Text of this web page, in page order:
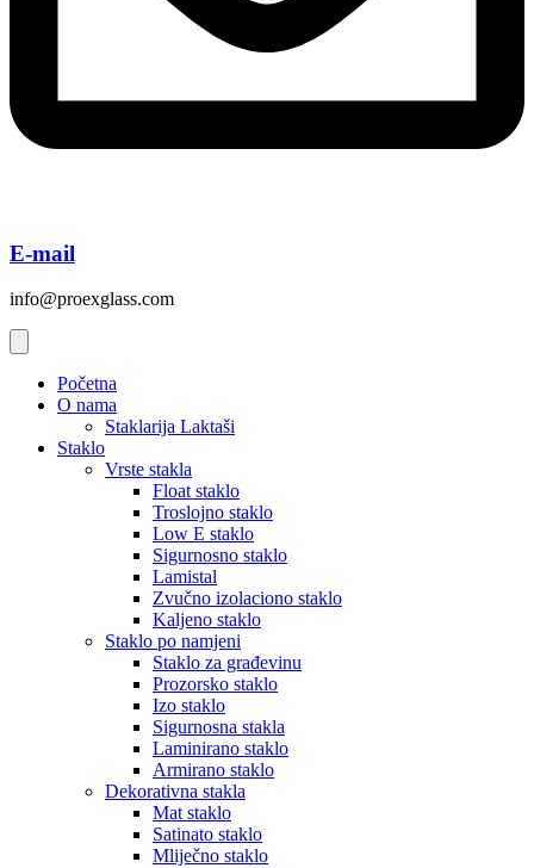
E-mail
info@proexglass.com
Početna
O nama
Staklarija Laktaši
Staklo
Vrste stakla
Float staklo
Troslojno staklo
Low E staklo
Sigurnosno staklo
Lamistal
Zvučno izolaciono staklo
Kaljeno staklo
Staklo po namjeni
Staklo za građevinu
Prozorsko staklo
Izo staklo
Sigurnosna stakla
Laminirano staklo
Armirano staklo
Dekorativna stakla
Mat staklo
Satinato staklo
Mliječno staklo